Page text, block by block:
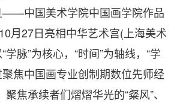
——中国美术学院中国画学院作品
月27日亮相中华艺术宫(上海美术
脉”为核心，“时间”为轴线，“学
焦中国画专业创制期数位先师经
聚焦承续者们熠熠华光的“粲风”、